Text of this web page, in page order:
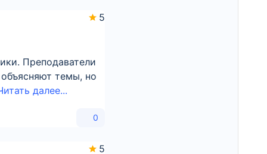
5
Преподаватели
темы, но
далее...
0
5